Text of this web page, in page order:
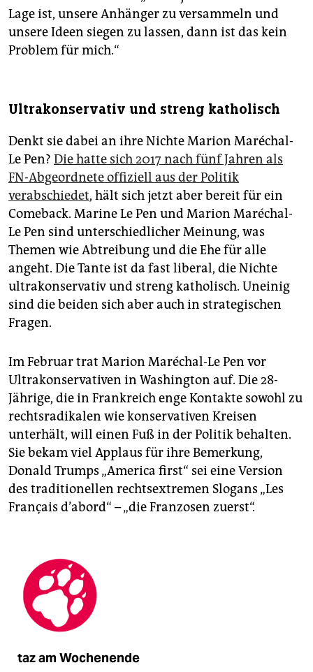
Lage ist, unsere Anhänger zu versammeln und
unsere Ideen siegen zu lassen, dann ist das kein
Problem für mich.“
Ultrakonservativ und streng katholisch
Denkt sie dabei an ihre Nichte Marion Maréchal-
Le Pen? Die hatte sich 2017 nach fünf Jahren als
FN-Abgeordnete offiziell aus der Politik
verabschiedet, hält sich jetzt aber bereit für ein
Comeback. Marine Le Pen und Marion Maréchal-
Le Pen sind unterschiedlicher Meinung, was
Themen wie Abtreibung und die Ehe für alle
angeht. Die Tante ist da fast liberal, die Nichte
ultrakonservativ und streng katholisch. Uneinig
sind die beiden sich aber auch in strategischen
Fragen.
Im Februar trat Marion Maréchal-Le Pen vor
Ultrakonservativen in Washington auf. Die 28-
Jährige, die in Frankreich enge Kontakte sowohl zu
rechtsradikalen wie konservativen Kreisen
unterhält, will einen Fuß in der Politik behalten.
Sie bekam viel Applaus für ihre Bemerkung,
Donald Trumps „America first“ sei eine Version
des traditionellen rechtsextremen Slogans „Les
Français d’abord“ – „die Franzosen zuerst“.
taz am Wochenende